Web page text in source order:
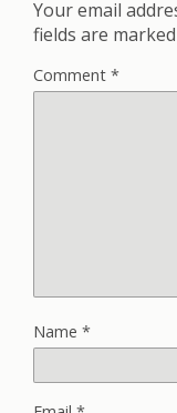
Your email
fields are marked
Comment *
Name *